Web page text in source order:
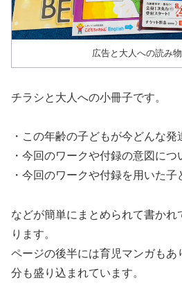
広告と大人への読み
チラシと大人への小冊子です。
・この年齢の子どもが今どんな
・今回のワークや付録の意図につ
・今回のワークや付録を用いた
などが簡単にまとめられて書かれ
ります。
ページの後半には育児マンガもあ
分も盛り込まれています。